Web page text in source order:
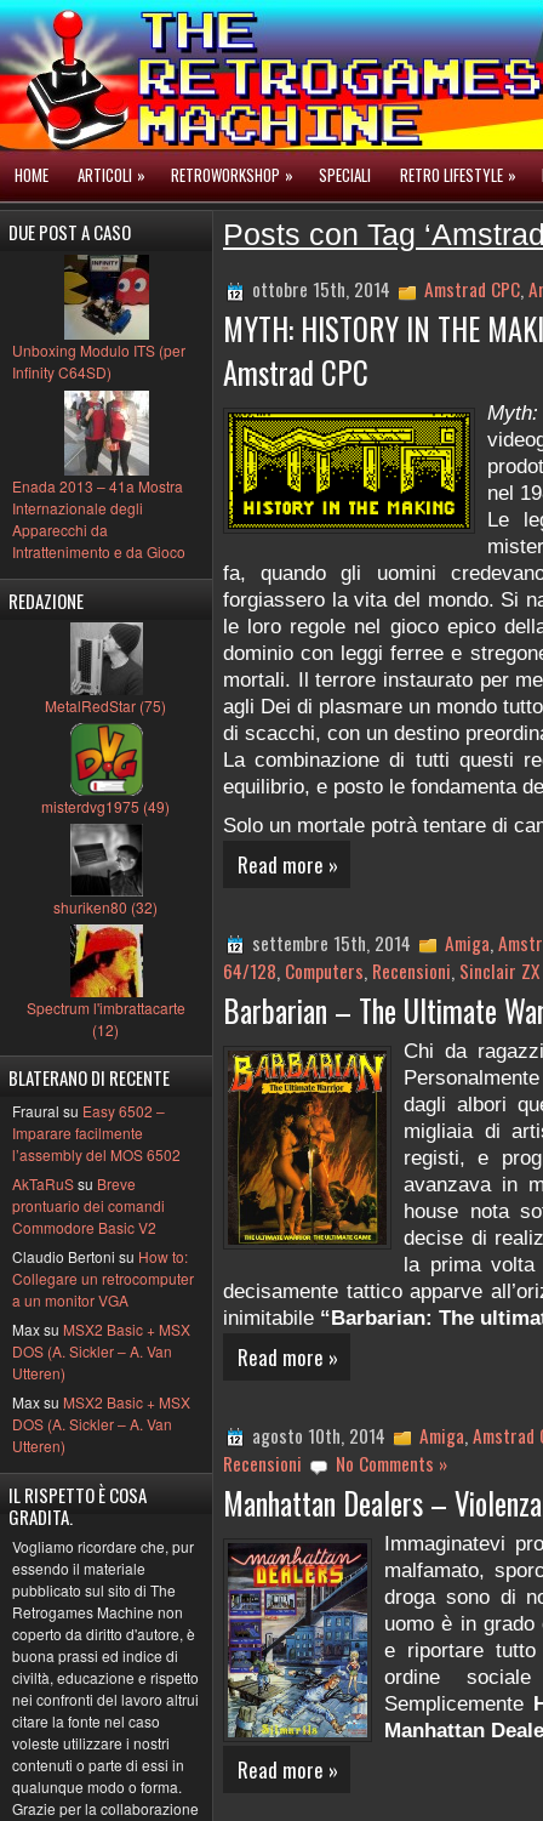
HOME ARTICOLI » RETROWORKSHOP » SPECIALI RETRO LIFESTYLE »
DUE POST A CASO
Unboxing Modulo ITS (per
Infinity C64SD)
Enada 2013 – 41a Mostra
Internazionale degli
Apparecchi da
Intrattenimento e da Gioco
REDAZIONE
MetalRedStar (75)
misterdvg1975 (49)
shuriken80 (32)
Spectrum l'imbrattacarte
(12)
BLATERANO DI RECENTE
Fraural su Easy 6502 –
Imparare facilmente
l’assembly del MOS 6502
AkTaRuSsu Breve
prontuario dei comandi
Commodore Basic V2
Claudio Bertoni su How to:
Collegare un retrocomputer
a un monitor VGA
Max su MSX2 Basic + MSX
DOS (A. Sickler – A. Van
Utteren)
Max su MSX2 Basic + MSX
DOS (A. Sickler – A. Van
Utteren)
IL RISPETTO È COSA
GRADITA.
Vogliamo ricordare che, pur
essendo il materiale
pubblicato sul sito di The
Retrogames Machine non
coperto da diritto d'autore, è
buona prassi ed indice di
civiltà, educazione e rispetto
nei confronti del lavoro altrui
citare la fonte nel caso
voleste utilizzare i nostri
contenuti o parte di essi in
qualunque modo o forma.
Grazie per la collaborazione
Posts con Tag
ottobre 15th, 2014 Amstrad CPC,
MYTH: HISTORY IN THE
Amstrad CPC
nel
Le
fa, quando gli uomini
forgiassero la vita del mondo. Si
le loro regole nel gioco epico
dominio con leggi ferree e
mortali. Il terrore instaurato per
agli Dei di plasmare un mondo
di scacchi, con un destino
La combinazione di tutti questi
equilibrio, e posto le fondamenta
Solo un mortale potrà tentare di
Read more »
settembre 15th, 2014 Amiga,
64/128, Computers, Recensioni, Sinclair
Barbarian – The Ultimate
Chi da
dagli albori
migliaia di
registi, e
avanzava in
house nota
decise di
la prima volta
decisamente tattico apparve
inimitabile “Barbarian: The
Read more »
agosto 10th, 2014 Amiga, Amstrad
Recensioni
No Comments »
Manhattan Dealers –
Immaginatevi
malfamato,
droga sono di
uomo è in
e riportare tutto
ordine
Semplicemente
Manhattan
Read more »